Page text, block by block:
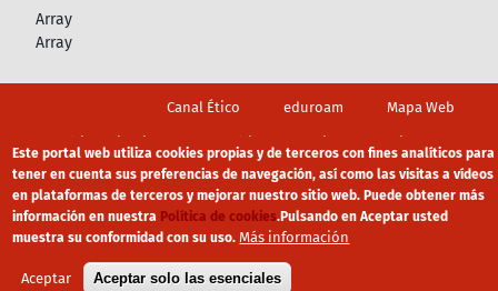
Array
Array
Canal Ético eduroam Mapa Web
Este portal web utiliza cookies propias y de terceros con fines analíticos para
tener en cuenta sus preferencias de navegación, así como las visitas a vídeos
en plataformas de terceros y mejorar nuestro sitio web. Puede obtener más
información en nuestra Política de cookies.Pulsando en Aceptar usted
muestra su conformidad con su uso. Más información
Aceptar Aceptar solo las esenciales